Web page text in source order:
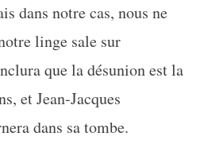
dans notre cas, nous ne
linge sale sur
que la désunion est la
et Jean-Jacques
dans sa tombe.